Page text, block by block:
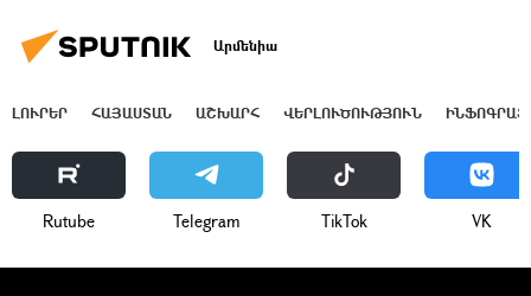
Արմենիա
ԼՈՒՐԵՐ ՀԱՅԱՍՏԱՆ ԱՇԽԱՐՀ ՎԵՐԼՈՒԾՈՒԹՅՈՒՆ
Rutube Telegram ТikТоk VK